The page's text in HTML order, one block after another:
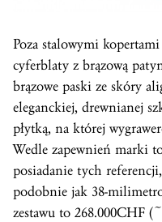
Poza stalowymi
cyferblaty z brązową
brązowe paski ze skóry
eleganckiej, drewnianej
płytką, na której
Wedle zapewnień marki
posiadanie tych
podobnie jak 38-
zestawu to 268.000CHF